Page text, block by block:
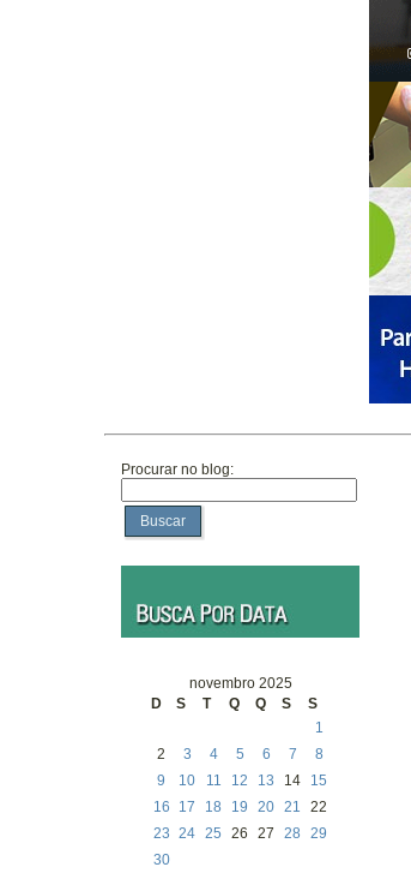
Procurar no blog:
Buscar
novembro 2025
D
S T Q Q S
S
1
2
3 4 5 6 7
8
9
10 11 12 13 14
15
16
17 18 19 20 21
22
23 24 25 26 27 28
29
30